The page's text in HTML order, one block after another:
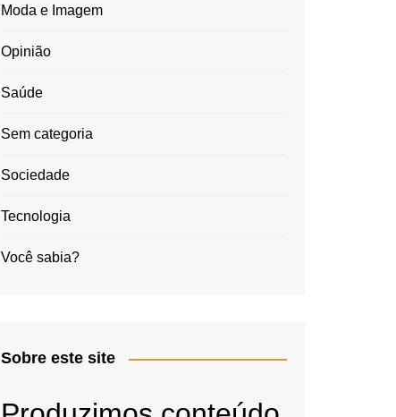
Moda e Imagem
Opinião
Saúde
Sem categoria
Sociedade
Tecnologia
Você sabia?
Sobre este site